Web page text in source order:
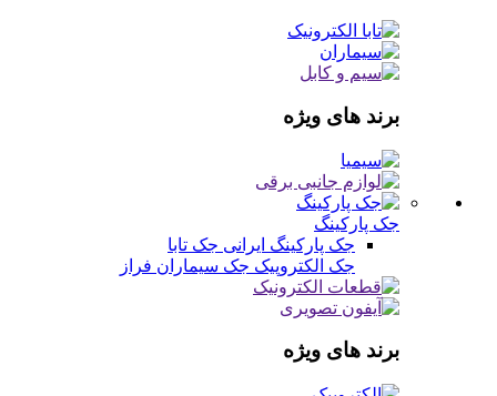
برند های ویژه
جک پارکینگ
جک پارکینگ ایرانی جک تابا
جک الکتروپیک جک سیماران فراز
برند های ویژه